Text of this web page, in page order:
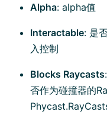
Alpha: alpha值
Interactable: 是
入控制
Blocks Raycasts
否作为碰撞器的